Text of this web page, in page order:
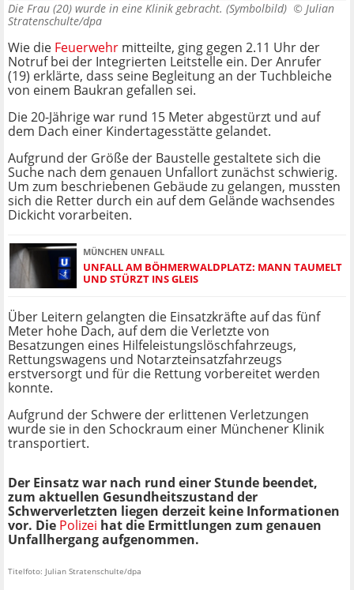
Die Frau (20) wurde in eine Klinik gebracht. (Symbolbild) © Julian
Stratenschulte/dpa
Wie die Feuerwehr mitteilte, ging gegen 2.11 Uhr der
Notruf bei der Integrierten Leitstelle ein. Der Anrufer
(19) erklärte, dass seine Begleitung an der Tuchbleiche
von einem Baukran gefallen sei.
Die 20-Jährige war rund 15 Meter abgestürzt und auf
dem Dach einer Kindertagesstätte gelandet.
Aufgrund der Größe der Baustelle gestaltete sich die
Suche nach dem genauen Unfallort zunächst schwierig.
Um zum beschriebenen Gebäude zu gelangen, mussten
sich die Retter durch ein auf dem Gelände wachsendes
Dickicht vorarbeiten.
MÜNCHEN UNFALL
UNFALL AM BÖHMERWALDPLATZ: MANN TAUMELT
UND STÜRZT INS GLEIS
Über Leitern gelangten die Einsatzkräfte auf das fünf
Meter hohe Dach, auf dem die Verletzte von
Besatzungen eines Hilfeleistungslöschfahrzeugs,
Rettungswagens und Notarzteinsatzfahrzeugs
erstversorgt und für die Rettung vorbereitet werden
konnte.
Aufgrund der Schwere der erlittenen Verletzungen
wurde sie in den Schockraum einer Münchener Klinik
transportiert.
Der Einsatz war nach rund einer Stunde beendet,
zum aktuellen Gesundheitszustand der
Schwerverletzten liegen derzeit keine Informationen
vor. Die Polizei hat die Ermittlungen zum genauen
Unfallhergang aufgenommen.
Titelfoto: Julian Stratenschulte/dpa